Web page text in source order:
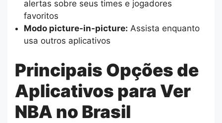
alertas sobre seus times e jogadores
favoritos
Modo picture-in-picture: Assista enquanto
usa outros aplicativos
Principais Opções de
Aplicativos para Ver
NBA no Brasil